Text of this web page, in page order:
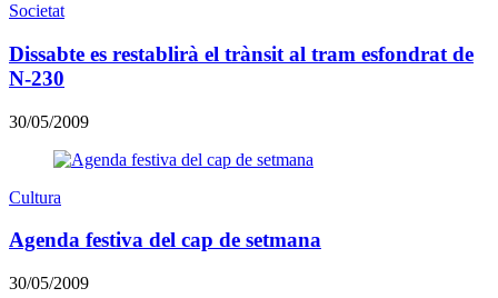
Societat
Dissabte es restablirà el trànsit al tram esfondrat de
N-230
30/05/2009
Cultura
Agenda festiva del cap de setmana
30/05/2009